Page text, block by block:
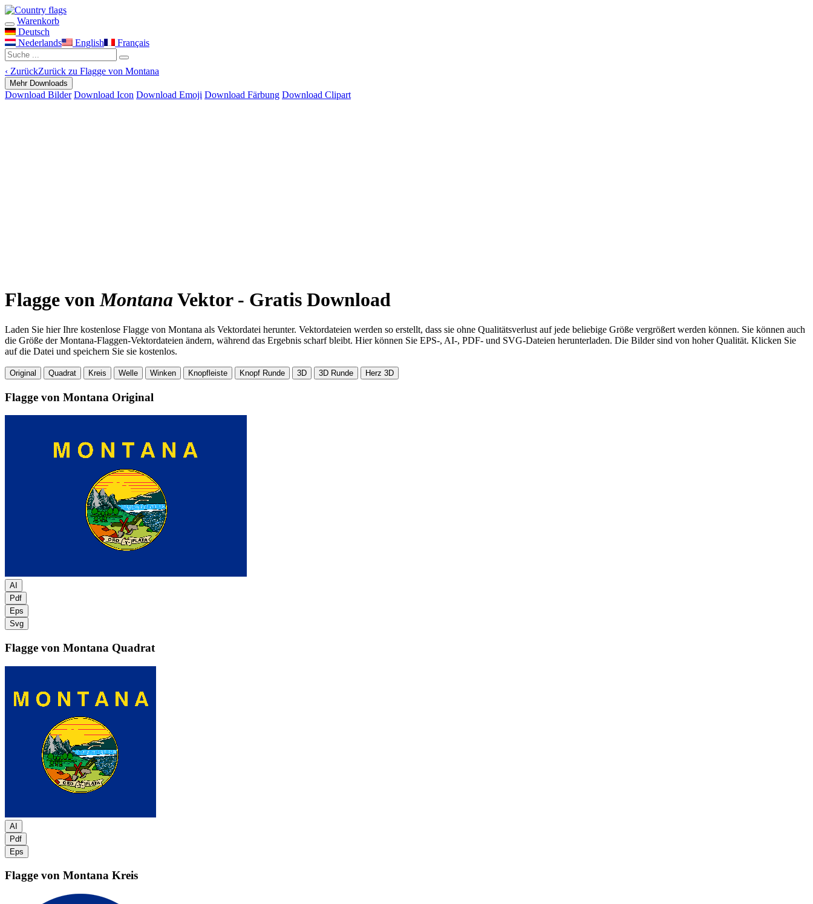
Warenkorb
Deutsch
Nederlands
English Français
‹ ZurückZurück zu Flagge von Montana
Mehr Downloads
Download Bilder Download Icon Download Emoji Download Färbung Download Clipart
Flagge vonMontanaVektor - Gratis Download
Laden Sie hier Ihre kostenlose Flagge von Montana als Vektordatei herunter. Vektordateien werden so erstellt, dass sie ohne Qualitätsverlust auf jede beliebige Größe vergrößert werden können. Sie können auch
die Größe der Montana-Flaggen-Vektordateien ändern, während das Ergebnis scharf bleibt. Hier können Sie EPS-, AI-, PDF- und SVG-Dateien herunterladen. Die Bilder sind von hoher Qualität. Klicken Sie
auf die Datei und speichern Sie sie kostenlos.
Original Quadrat Kreis Welle Winken Knopfleiste Knopf Runde 3D 3D Runde Herz 3D
Flagge von Montana Original
AI
Pdf
Eps
Svg
Flagge von Montana Quadrat
AI
Pdf
Eps
Flagge von Montana Kreis